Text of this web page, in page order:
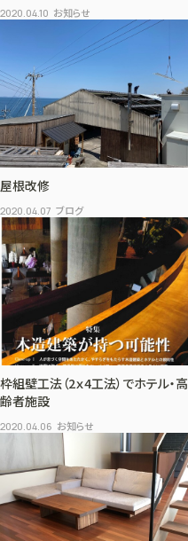
2020.04.10 お知らせ
屋根改修
2020.04.07 ブログ
枠組壁工法（2ｘ4工法）でホテル・高
齢者施設
2020.04.06 お知らせ